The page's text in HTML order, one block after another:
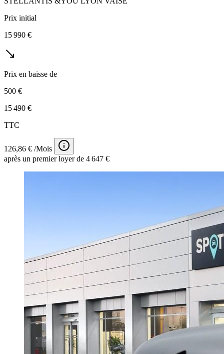
Prix initial
15 990 €
Prix en baisse de
500 €
15 490 €
TTC
126,86 € /Mois
après un premier loyer de 4 647 €